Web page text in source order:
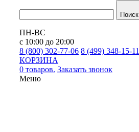
Поиск
ПН-ВС
с 10:00 до 20:00
8 (800) 302-77-06 8 (499) 348-15-11
КОРЗИНА
0 товаров. Заказать звонок
Меню